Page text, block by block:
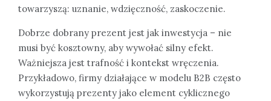
towarzyszą: uznanie, wdzięczność, zaskoczenie.
Dobrze dobrany prezent jest jak inwestycja – nie
musi być kosztowny, aby wywołać silny efekt.
Ważniejsza jest trafność i kontekst wręczenia.
Przykładowo, firmy działające w modelu B2B często
wykorzystują prezenty jako element cyklicznego